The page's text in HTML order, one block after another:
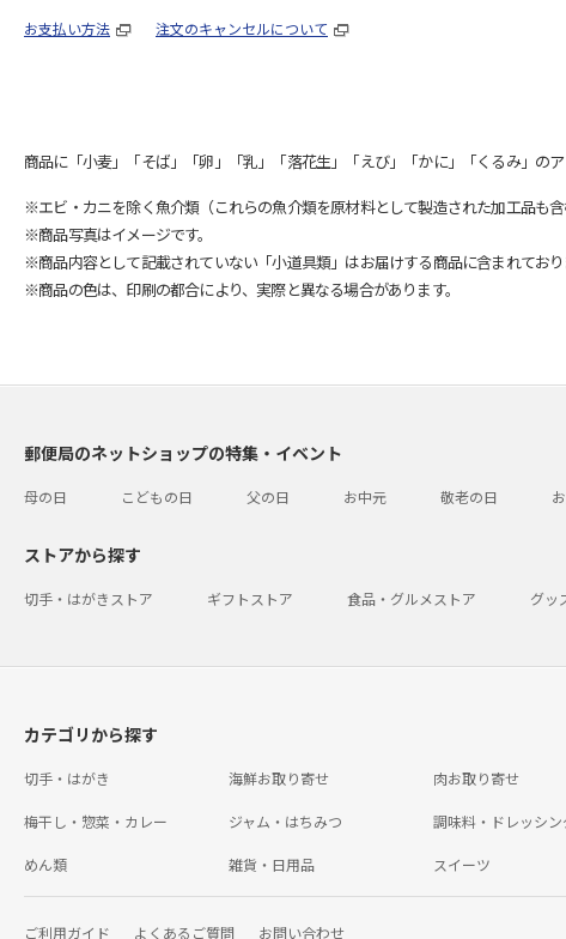
お支払い方法 注文のキャンセルについて
商品に「小麦」「そば」「卵」「乳」「落花生」「えび」「かに」「くるみ」の
※エビ・カニを除く魚介類（これらの魚介類を原材料として製造された加工品も
※商品写真はイメージです。
※商品内容として記載されていない「小道具類」はお届けする商品に含まれており
※商品の色は、印刷の都合により、実際と異なる場合があります。
郵便局のネットショップの特集・イベント
母の日 こどもの日 父の日 お中元 敬老の日
ストアから探す
切手・はがきストア ギフトストア 食品・グルメストア グッ
カテゴリから探す
切手・はがき 海鮮お取り寄せ 肉お取り寄せ
梅干し・惣菜・カレー ジャム・はちみつ 調味料・ドレッシン
めん類 雑貨・日用品 スイーツ
ご利用ガイド よくあるご質問 お問い合わせ